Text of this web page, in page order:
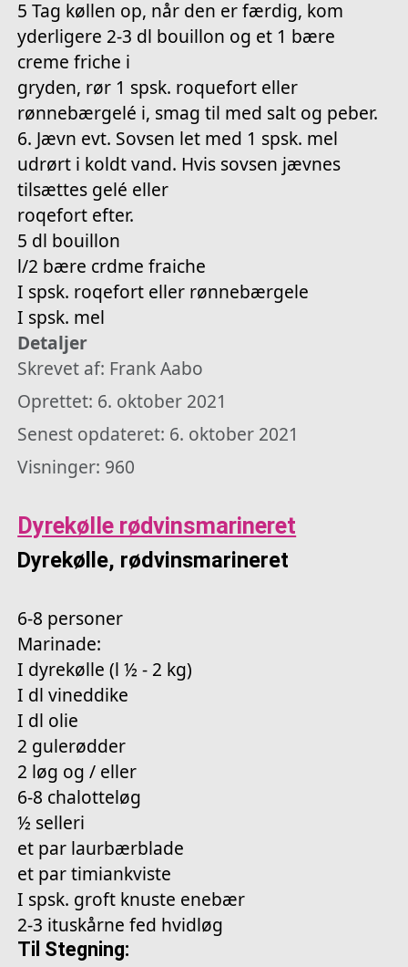
5 Tag køllen op, når den er færdig, kom
yderligere 2-3 dl bouillon og et 1 bære
creme friche i
gryden, rør 1 spsk. roquefort eller
rønnebærgelé i, smag til med salt og peber.
6. Jævn evt. Sovsen let med 1 spsk. mel
udrørt i koldt vand. Hvis sovsen jævnes
tilsættes gelé eller
roqefort efter.
5 dl bouillon
l/2 bære crdme fraiche
I spsk. roqefort eller rønnebærgele
I spsk. mel
Detaljer
Skrevet af: Frank Aabo
Oprettet: 6. oktober 2021
Senest opdateret: 6. oktober 2021
Visninger: 960
Dyrekølle rødvinsmarineret
Dyrekølle, rødvinsmarineret
6-8 personer
Marinade:
I dyrekølle (l ½ - 2 kg)
I dl vineddike
I dl olie
2 gulerødder
2 løg og / eller
6-8 chalotteløg
½ selleri
et par laurbærblade
et par timiankviste
I spsk. groft knuste enebær
2-3 ituskårne fed hvidløg
Til Stegning: